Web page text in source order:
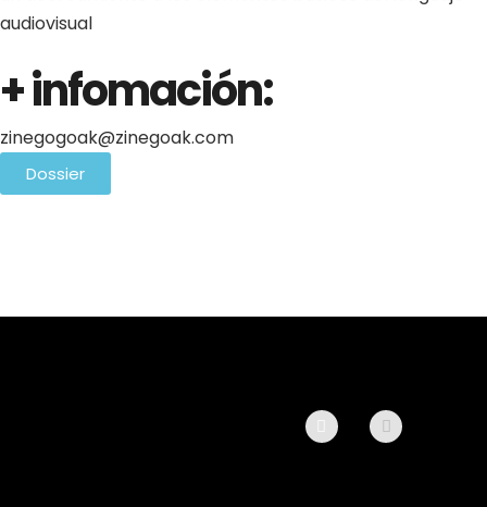
audiovisual
+ infomación:
zinegogoak@zinegoak.com
Dossier